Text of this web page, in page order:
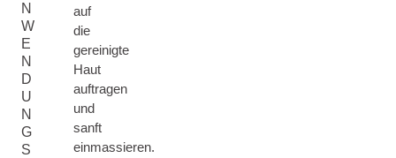
N
W
E
N
D
U
N
G
S
auf
die
gereinigte
Haut
auftragen
und
sanft
einmassieren.